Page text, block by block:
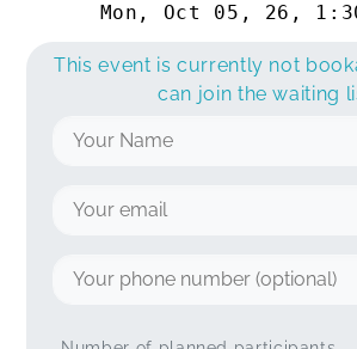
Hanna,Apr 01
Mon, Oct 05, 26 ,
This event is currently not
can join the waiting